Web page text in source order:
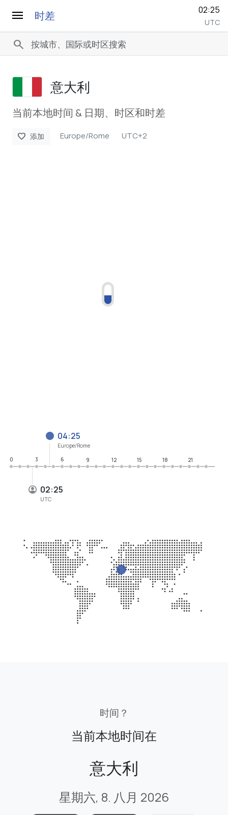
menu 时差 02:25
UTC
search
意大利
当前本地时间 & 日期、时区和时差
favorite 添加 Europe/Rome UTC+2
02:25
UTC
04:25
Europe/Rome
0
3 6 9 12 15 18 21
时间？
当前本地时间在
意大利
星期六, 8. 八月 2026